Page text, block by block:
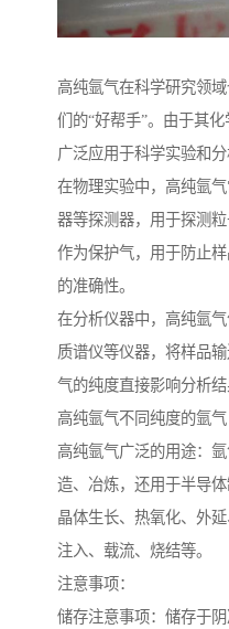
高纯氩气在科学研究领
们的“好帮手”。由于其
广泛应用于科学实验和分
在物理实验中，高纯氩
器等探测器，用于探测
作为保护气，用于防止
的准确性。
在分析仪器中，高纯氩
质谱仪等仪器，将样品
气的纯度直接影响分析结
高纯氩气不同纯度的氩气
高纯氩气广泛的用途：
造、冶炼，还用于半导
晶体生长、热氧化、外
注入、载流、烧结等。
注意事项：
储存注意事项：储存于